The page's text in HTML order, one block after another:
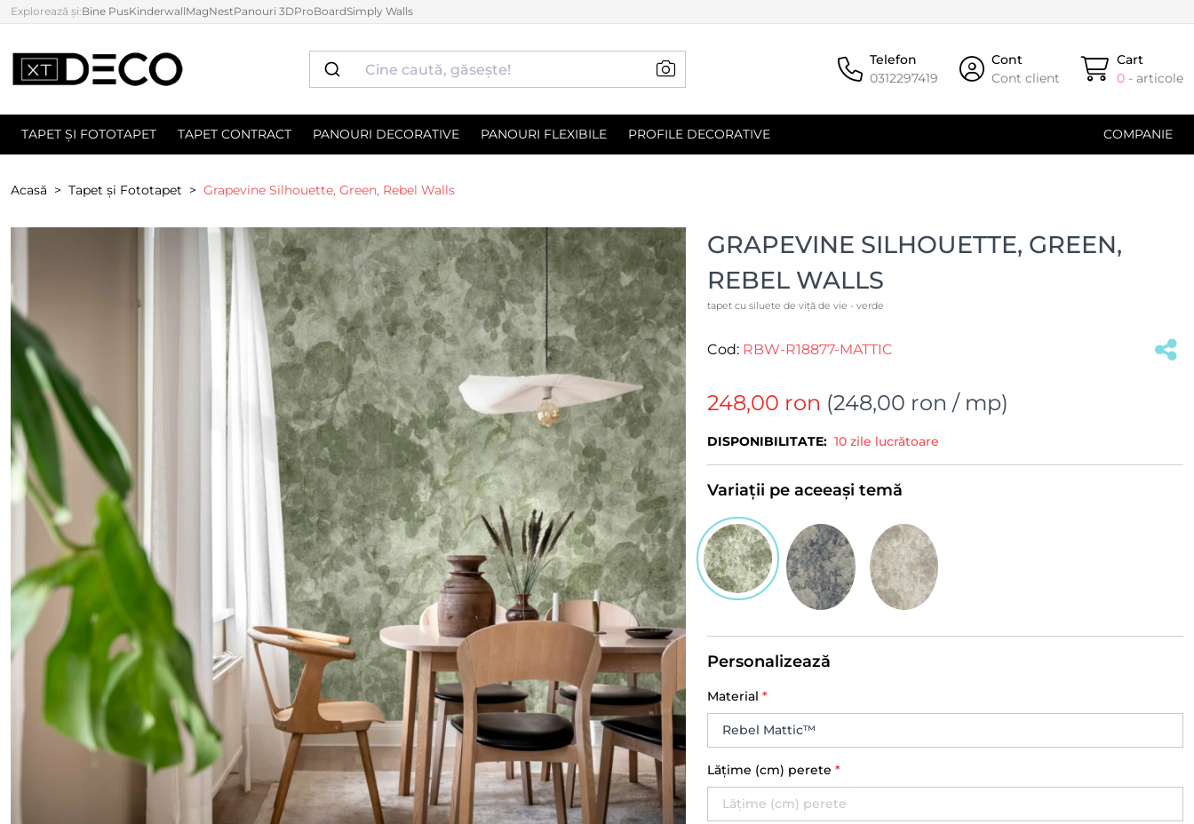
Explorează și:Bine PusKinderwallMagNestPanouri 3DProBoardSimply Walls
Telefon
0312297419
Cont
Cont client
Cart
0 - articole
TAPET ȘI FOTOTAPET TAPET CONTRACT PANOURI DECORATIVE PANOURI FLEXIBILE PROFILE DECORATIVE COMPANIE
Acasă Tapet și Fototapet Grapevine Silhouette, Green, Rebel Walls
GRAPEVINE SILHOUETTE, GREEN,
REBEL WALLS
tapet cu siluete de viță de vie - verde
Cod: RBW-R18877-MATTIC
248,00 ron (248,00 ron / mp)
DISPONIBILITATE: 10 zile lucrătoare
Variații pe aceeași temă
Personalizează
Material *
Lățime (cm) perete *